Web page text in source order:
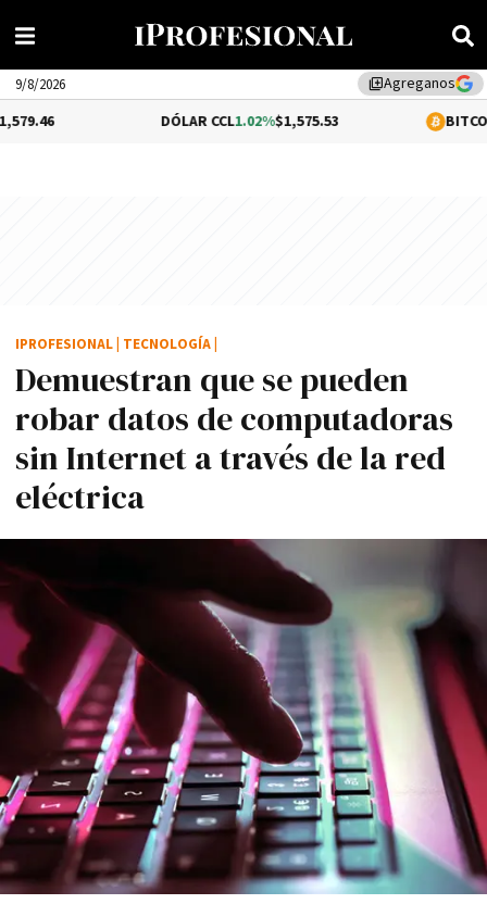
library_addAgreganos
9/8/2026
1.02%$1,575.53 -0.46%
Demuestran que se pueden
robar datos de computadoras
sin Internet a través de la red
eléctrica
IPROFESIONAL TECNOLOGÍA